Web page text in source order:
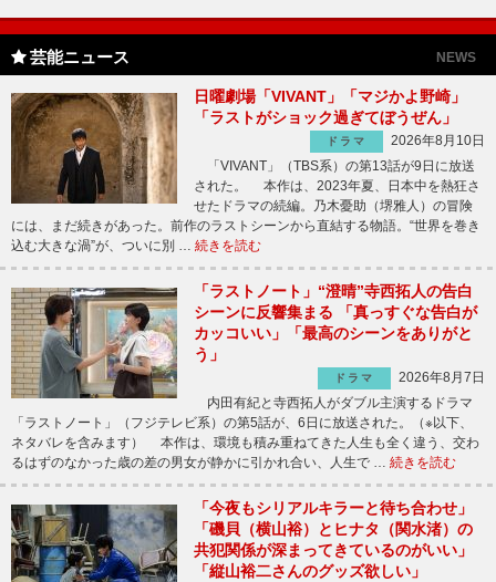
芸能ニュース NEWS
日曜劇場「VIVANT」「マジかよ野崎」
「ラストがショック過ぎてぼうぜん」
ドラマ
2026年8月10日
「VIVANT」（TBS系）の第13話が9日に放送
された。 本作は、2023年夏、日本中を熱狂さ
せたドラマの続編。乃木憂助（堺雅人）の冒険
には、まだ続きがあった。前作のラストシーンから直結する物語。“世界を巻き
込む大きな渦”が、ついに別 … 続きを読む
「ラストノート」“澄晴”寺西拓人の告白
シーンに反響集まる 「真っすぐな告白が
カッコいい」「最高のシーンをありがと
う」
ドラマ
2026年8月7日
内田有紀と寺西拓人がダブル主演するドラマ
「ラストノート」（フジテレビ系）の第5話が、6日に放送された。（※以下、
ネタバレを含みます） 本作は、環境も積み重ねてきた人生も全く違う、交わ
るはずのなかった歳の差の男女が静かに引かれ合い、人生で … 続きを読む
「今夜もシリアルキラーと待ち合わせ」
「磯貝（横山裕）とヒナタ（関水渚）の
共犯関係が深まってきているのがいい」
「縦山裕二さんのグッズ欲しい」